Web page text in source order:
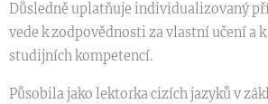
Důsledně uplatňuje individualizovaný
vede k zodpovědnosti za vlastní učení a
studijních kompetencí.
Působila jako lektorka cizích jazyků v